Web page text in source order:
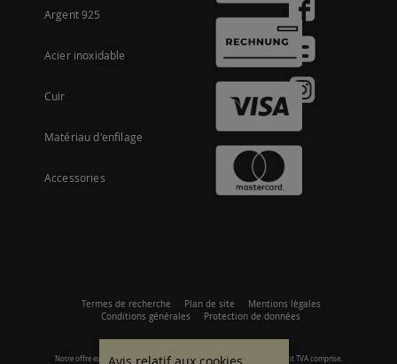
Argent 925
Acier inoxidable
Cuir
Matériau d'enfilage
Accessories
Termes de recherche Plan de site
Mentions lègales
Conditions générales
Protection de données
Notre offre est axée sur les clients commerciaux. Tous les prix s'entendent TVA comprise.